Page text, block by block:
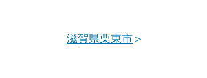
＞
滋賀県栗東市